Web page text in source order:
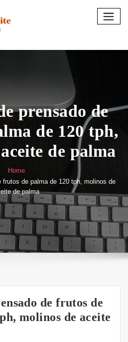
prensado de
de 120 tph,
de palma
Home
frutos de palma de 120 tph, molinos de
de palma
de frutos de
molinos de aceite